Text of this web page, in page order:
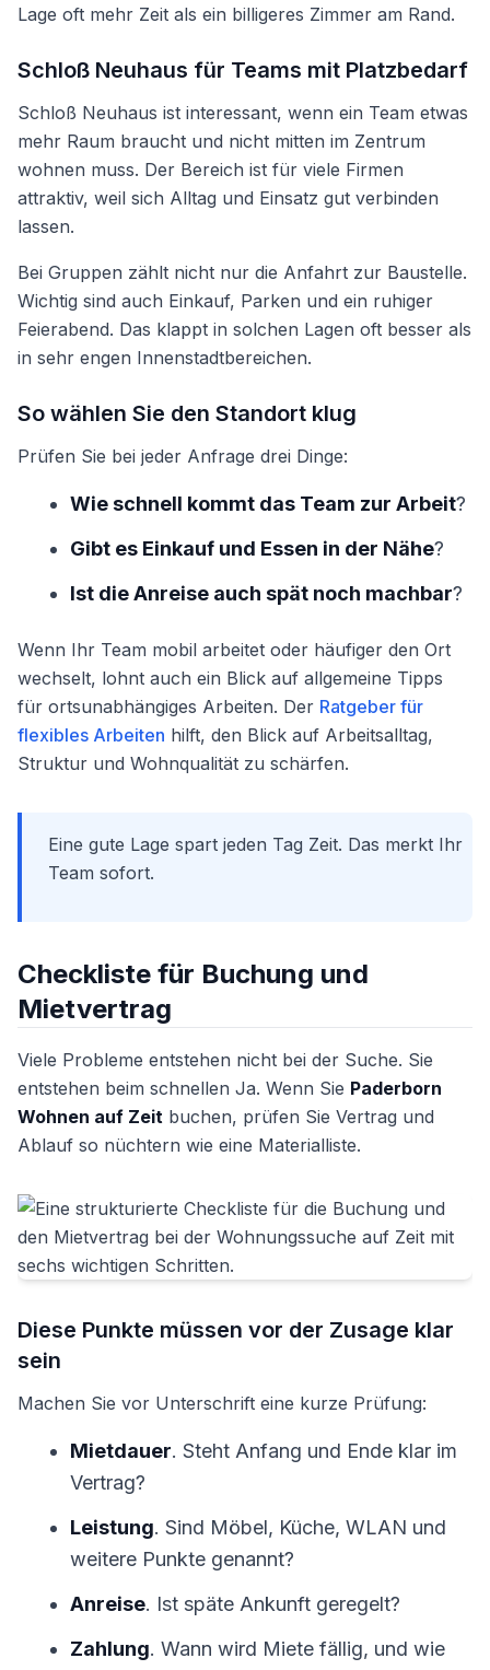
Lage oft mehr Zeit als ein billigeres Zimmer am Rand.
Schloß Neuhaus für Teams mit Platzbedarf
Schloß Neuhaus ist interessant, wenn ein Team etwas
mehr Raum braucht und nicht mitten im Zentrum
wohnen muss. Der Bereich ist für viele Firmen
attraktiv, weil sich Alltag und Einsatz gut verbinden
lassen.
Bei Gruppen zählt nicht nur die Anfahrt zur Baustelle.
Wichtig sind auch Einkauf, Parken und ein ruhiger
Feierabend. Das klappt in solchen Lagen oft besser als
in sehr engen Innenstadtbereichen.
So wählen Sie den Standort klug
Prüfen Sie bei jeder Anfrage drei Dinge:
Wie schnell kommt das Team zur Arbeit?
Gibt es Einkauf und Essen in der Nähe?
Ist die Anreise auch spät noch machbar?
Wenn Ihr Team mobil arbeitet oder häufiger den Ort
wechselt, lohnt auch ein Blick auf allgemeine Tipps
für ortsunabhängiges Arbeiten. Der Ratgeber für
flexibles Arbeiten hilft, den Blick auf Arbeitsalltag,
Struktur und Wohnqualität zu schärfen.
Eine gute Lage spart jeden Tag Zeit. Das merkt Ihr
Team sofort.
Checkliste für Buchung und
Mietvertrag
Viele Probleme entstehen nicht bei der Suche. Sie
entstehen beim schnellen Ja. Wenn Sie Paderborn
Wohnen auf Zeit buchen, prüfen Sie Vertrag und
Ablauf so nüchtern wie eine Materialliste.
Diese Punkte müssen vor der Zusage klar
sein
Machen Sie vor Unterschrift eine kurze Prüfung:
Mietdauer. Steht Anfang und Ende klar im
Vertrag?
Leistung. Sind Möbel, Küche, WLAN und
weitere Punkte genannt?
Anreise. Ist späte Ankunft geregelt?
Zahlung. Wann wird Miete fällig, und wie